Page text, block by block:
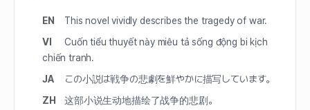
EN
This novel vividly describes the tragedy of war.
VI
Cuốn tiểu thuyết này miêu tả sống động bi kịch
chiến tranh.
JA
この小説は戦争の悲劇を鮮やかに描写しています。
ZH
这部小说生动地描绘了战争的悲剧。